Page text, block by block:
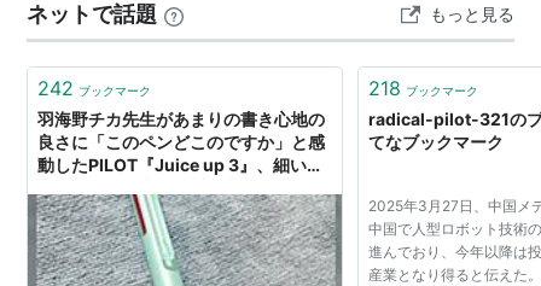
た目も高級感があって最高です！ 初めて見た時の印象 正
直に言うと、派手な万年筆ではありません。 モン…
ネットで話題 もっと見る
242 ブックマーク
羽海野チカ先生があまりの書き心地の
良さに「このペンどこのですか」と感
動したPILOT『Juice up 3』、細い線
い
218 ブックマーク
radical-pilot-321の
てなブックマーク
2025年3月27日、中国メ
中国で人型ロボット技術
進んでおり、今年以降は
産業となり得ると伝えた